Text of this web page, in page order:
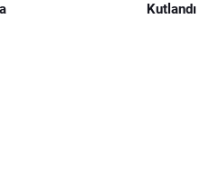
Kutlandı